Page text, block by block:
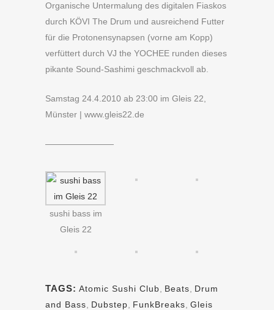
Organische Untermalung des digitalen Fiaskos
durch KÖVI The Drum und ausreichend Futter
für die Protonensynapsen (vorne am Kopp)
verfüttert durch VJ the YOCHEE runden dieses
pikante Sound-Sashimi geschmackvoll ab.
Samstag 24.4.2010 ab 23:00 im Gleis 22,
Münster | www.gleis22.de
————————
sushi bass im
Gleis 22
TAGS: Atomic Sushi Club Beats
Drum
and Bass
Dubstep FunkBreaks Gleis